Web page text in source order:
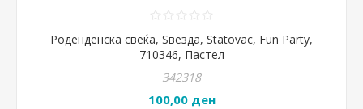
Роденденска свеќа, Ѕвезда, Statovac, Fun Party,
710346, Пастел
342318
100,00 ден